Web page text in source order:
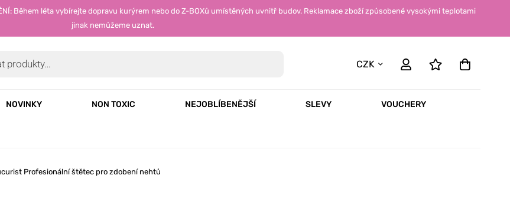
Během léta vybírejte dopravu kurýrem nebo do Z-BOXů umístěných uvnitř budov. Reklamace zboží způsobené vysokými teplotami
jinak nemůžeme uznat.
CZK
NOVINKY NON TOXIC NEJOBLÍBENĚJŠÍ SLEVY VOUCHERY
Profesionální štětec pro zdobení nehtů